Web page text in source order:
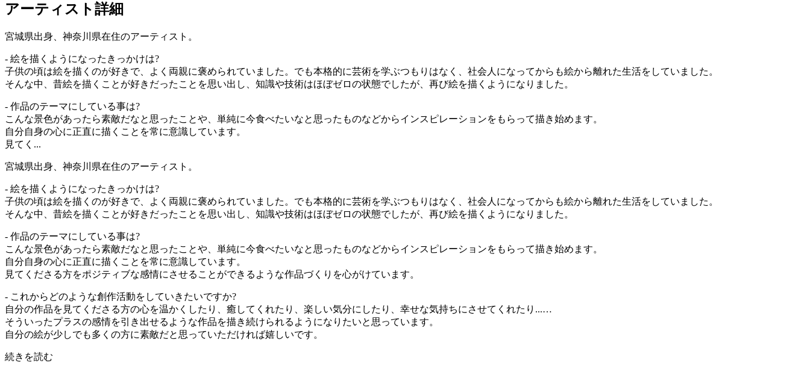
アーティスト詳細
宮城県出身、神奈川県在住のアーティスト。
- 絵を描くようになったきっかけは?
子供の頃は絵を描くのが好きで、よく両親に褒められていました。でも本格的に芸術を学ぶつもりはなく、社会人になってからも絵から離れた生活をしていました。
そんな中、昔絵を描くことが好きだったことを思い出し、知識や技術はほぼゼロの状態でしたが、再び絵を描くようになりました。
- 作品のテーマにしている事は?
こんな景色があったら素敵だなと思ったことや、単純に今食べたいなと思ったものなどからインスピレーションをもらって描き始めます。
自分自身の心に正直に描くことを常に意識しています。
見てく...
宮城県出身、神奈川県在住のアーティスト。
- 絵を描くようになったきっかけは?
子供の頃は絵を描くのが好きで、よく両親に褒められていました。でも本格的に芸術を学ぶつもりはなく、社会人になってからも絵から離れた生活をしていました。
そんな中、昔絵を描くことが好きだったことを思い出し、知識や技術はほぼゼロの状態でしたが、再び絵を描くようになりました。
- 作品のテーマにしている事は?
こんな景色があったら素敵だなと思ったことや、単純に今食べたいなと思ったものなどからインスピレーションをもらって描き始めます。
自分自身の心に正直に描くことを常に意識しています。
見てくださる方をポジティブな感情にさせることができるような作品づくりを心がけています。
- これからどのような創作活動をしていきたいですか?
自分の作品を見てくださる方の心を温かくしたり、癒してくれたり、楽しい気分にしたり、幸せな気持ちにさせてくれたり...…
そういったプラスの感情を引き出せるような作品を描き続けられるようになりたいと思っています。
自分の絵が少しでも多くの方に素敵だと思っていただければ嬉しいです。
続きを読む